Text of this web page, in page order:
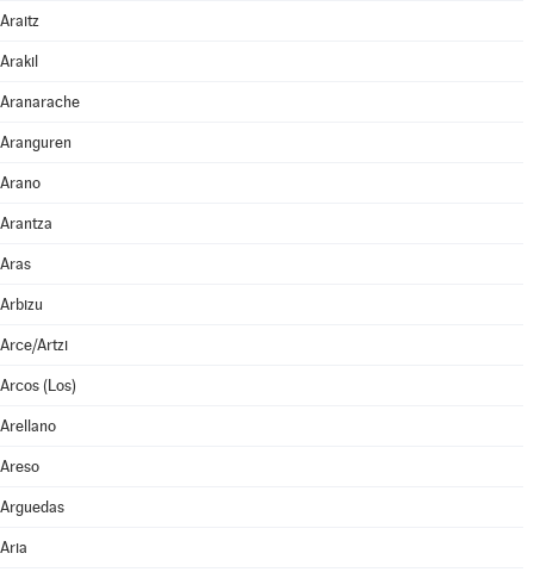
Araitz
Arakil
Aranarache
Aranguren
Arano
Arantza
Aras
Arbizu
Arce/Artzi
Arcos (Los)
Arellano
Areso
Arguedas
Aria